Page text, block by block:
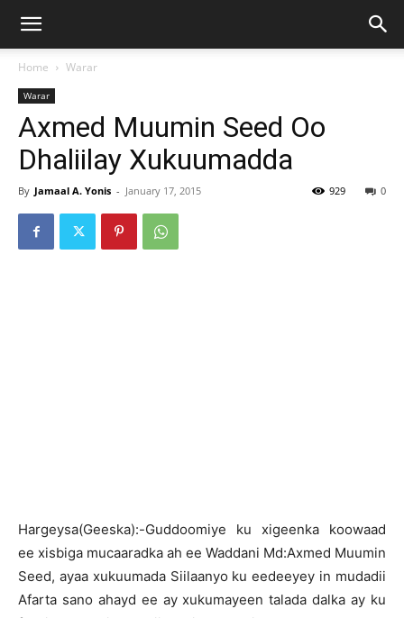
Home Warar
Warar
Axmed Muumin Seed Oo
Dhaliilay Xukuumadda
By Jamaal A. Yonis - January 17, 2015 0
929
Hargeysa(Geeska):-Guddoomiye ku xigeenka koowaad
ee xisbiga mucaaradka ah ee Waddani Md:Axmed Muumin
Seed, ayaa xukuumada Siilaanyo ku eedeeyey in mudadii
Afarta sano ahayd ee ay xukumayeen talada dalka ay ku